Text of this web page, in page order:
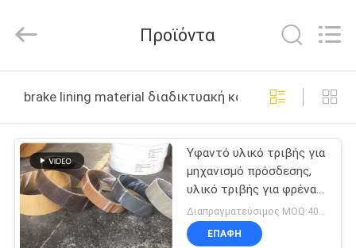
ΠΡΟΪΌΝΤΑ
ΠΕΡΊΠΟΥ
ΕΜΕΊΣ
Reserved.
Προϊόντα
brake lining material διαδικτυακή κατασκευή
Υφαντό υλικό τριβής για
μηχανισμό πρόσδεσης,
υλικό τριβής για φρένα
αυτοκινήτων με
ορείχαλκο
Διαπραγματεύσιμος MOQ:400 ΚΛ
ΕΠΑΦΉ